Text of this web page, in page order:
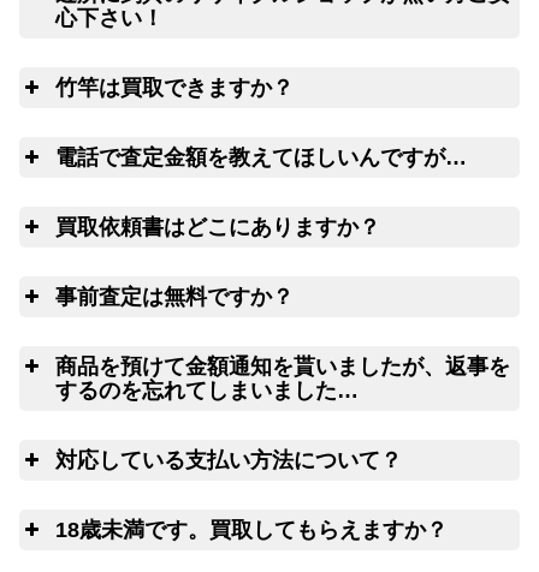
いただけます。お買取り出来ない状態の釣り道具が入っ
心下さい！
リールや釣り竿を梱包するダンボール、ケ
ースの無料配送サービス
竹竿は買取できますか？
電話で査定金額を教えてほしいんですが…
ウェブ
LINE
買取依頼書はどこにありますか？
ウェブフォーム
事前査定は無料ですか？
商品を預けて金額通知を貰いましたが、返事を
するのを忘れてしまいました…
14日以上連絡がつかない場合には、弊
対応している支払い方法について？
18歳未満です。買取してもらえますか？